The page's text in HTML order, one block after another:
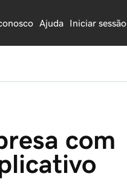
Ajuda Iniciar sessão
com